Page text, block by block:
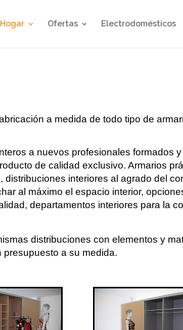
Hogar Ofertas Electrodomésticos
a medida de todo tipo de
a nuevos profesionales formados
de calidad exclusivo. Armarios
interiores al agrado del
al máximo el espacio interior,
departamentos interiores para la
distribuciones con elementos y
a su medida.